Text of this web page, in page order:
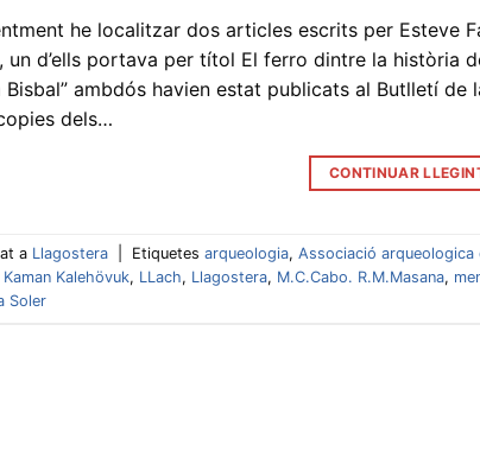
he localitzar dos articles escrits per Esteve
un d’ells portava per títol El ferro dintre la història
Bisbal” ambdós havien estat publicats al Butlletí
dels…
CONTINUAR
a Llagostera Etiquetes arqueologia, Associació arqueologica
Kaman Kalehövuk, LLach, Llagostera, M.C.Cabo. R.M.Masana,
Soler